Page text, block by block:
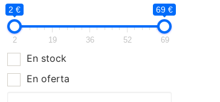
2 € 69 €
2 19 36 52 69
En stock
En oferta